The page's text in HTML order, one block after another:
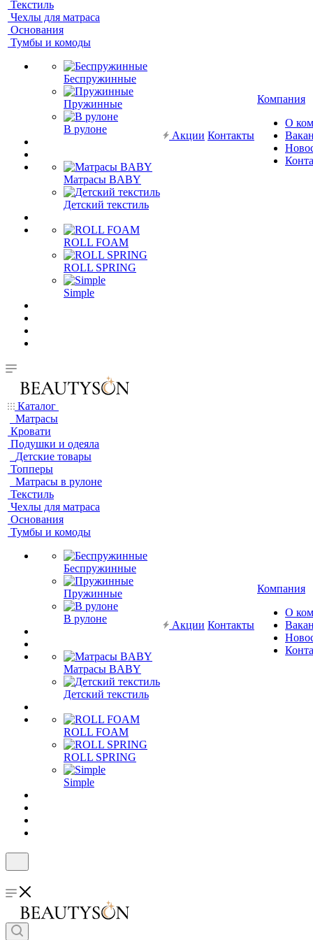
Текстиль
Чехлы для матраса
Основания
Тумбы и комоды
Беспружинные
Пружинные
В рулоне
Матрасы BABY
Детский текстиль
ROLL FOAM
ROLL SPRING
Simple
Акции Контакты
Компания
О
Каталог
Матрасы
Кровати
Подушки и одеяла
Детские товары
Топперы
Матрасы в рулоне
Текстиль
Чехлы для матраса
Основания
Тумбы и комоды
Беспружинные
Пружинные
В рулоне
Матрасы BABY
Детский текстиль
ROLL FOAM
ROLL SPRING
Simple
Акции Контакты
Компания
О